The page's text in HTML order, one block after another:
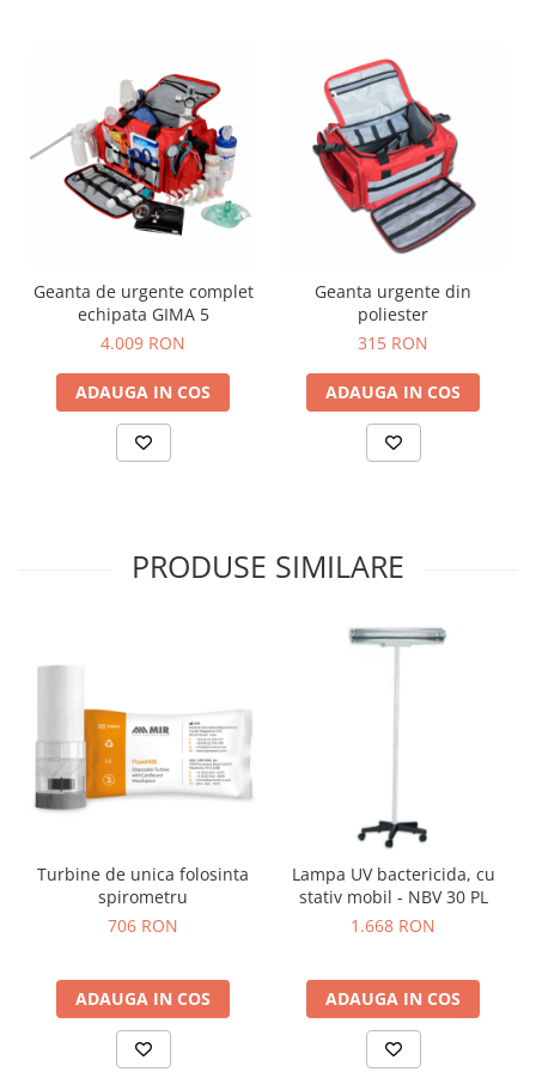
Tensiometre si stetoscoape
Termometre
Teste Cromatice
Tonometre
Truse de lentile si rame probe
Vizioteste
Geanta de urgente complet
echipata GIMA 5
4.009 RON
ADAUGA IN COS
Geanta urgente din
poliester
315 RON
ADAUGA IN COS
PRODUSE SIMILARE
Turbine de unica folosinta
spirometru
706 RON
ADAUGA IN COS
Lampa UV bactericida, cu
stativ mobil - NBV 30 PL
1.668 RON
ADAUGA IN COS